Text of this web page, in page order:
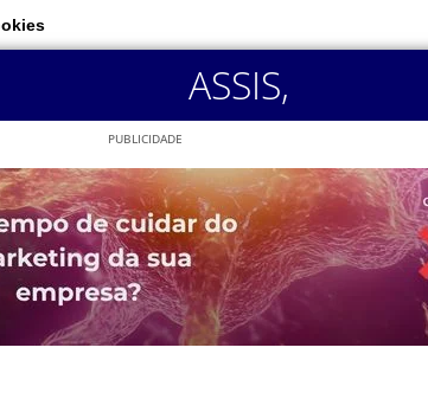
ASSIS,
PUBLICIDADE